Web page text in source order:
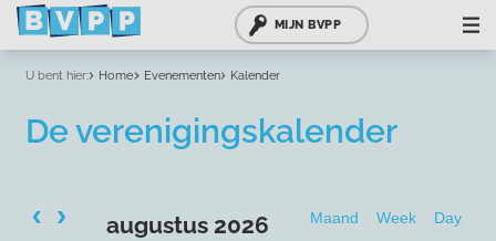
MIJN BVPP
U bent hier: Home Evenementen Kalender
De verenigingskalender
Maand Week Day
augustus 2026